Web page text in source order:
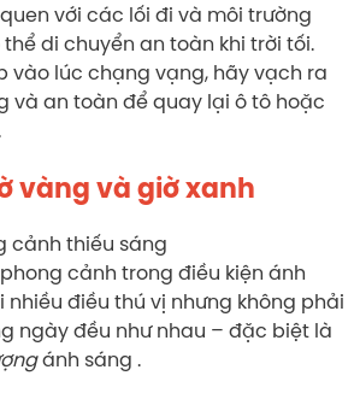
với các lối đi và môi trường
di chuyển an toàn khi trời tối.
vào lúc chạng vạng, hãy vạch ra
và an toàn để quay lại ô tô hoặc
vàng và giờ xanh
cảnh trong điều kiện ánh
nhiều điều thú vị nhưng không phải
ngày đều như nhau – đặc biệt là
ánh sáng .